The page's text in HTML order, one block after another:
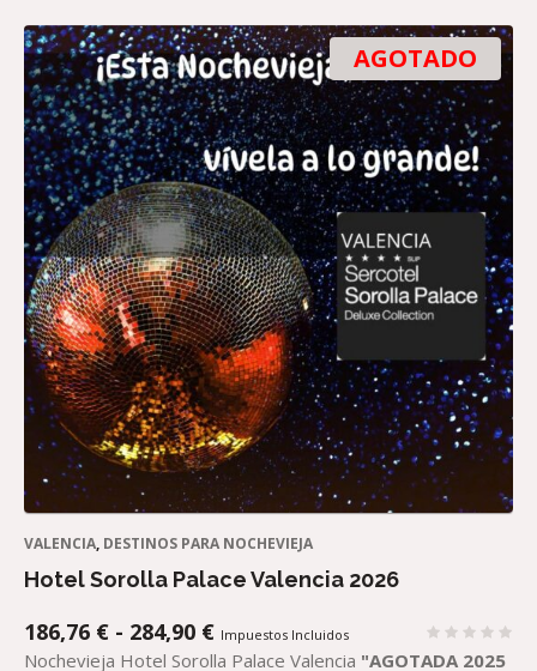
AGOTADO
VALENCIA, DESTINOS PARA NOCHEVIEJA
Hotel Sorolla Palace Valencia 2026
186,76 € - 284,90 €RANGO
DE
Impuestos Incluidos
Nochevieja Hotel Sorolla Palace Valencia "AGOTADA 2025